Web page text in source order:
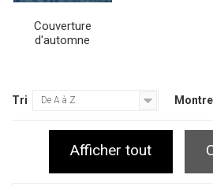
Couverture
d'automne
Tri De A à Z
Afficher tout